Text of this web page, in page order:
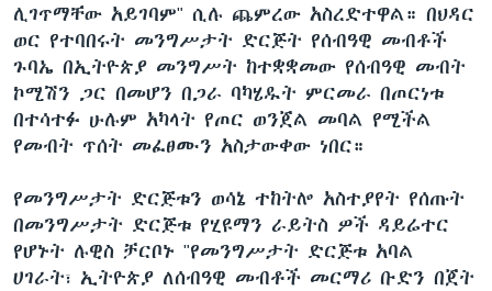
ሊገጥማቸው አይገባም" ሲሉ ጨምረው አስረድተዋል። በህዳር
ወር የተባበሩት መንግሥታት ድርጅት የሰብዓዊ መብቶች
ጉባኤ በኢትዮጵያ መንግሥት ከተቋቋመው የሰብዓዊ መብት
ኮሚሽን ጋር በመሆን በጋራ ባካሄዱት ምርመራ በጦርነቱ
በተሳተፉ ሁሉም አካላት የጦር ወንጀል መባል የሚችል
የመብት ጥሰት መፈፀሙን አስታውቀው ነበር።
የመንግሥታት ድርጅቱን ወሳኔ ተከትሎ አስተያየት የሰጡት
በመንግሥታት ድርጅቱ የሂዩማን ራይትስ ዎች ዳይሬተር
የሆኑት ሉዊስ ቻርቦኑ "የመንግሥታት ድርጅቱ አባል
ሀገራት፣ ኢትዮጵያ ለሰብዓዊ መብቶች መርማሪ ቡድን በጀት